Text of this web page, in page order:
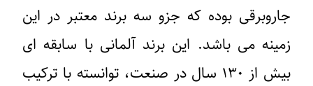
جاروبرقی بوده که جزو سه برند معتبر در این
زمینه می باشد. این برند آلمانی با سابقه ‌ای
بیش از ۱۳۰ سال در صنعت، توانسته با ترکیب